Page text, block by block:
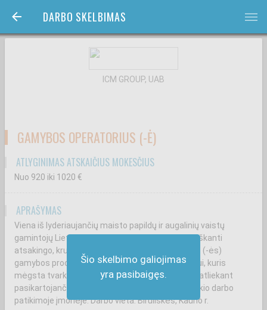
DARBO SKELBIMAS bars
Šio skelbimo galiojimas
yra pasibaigęs.
ICM GROUP, UAB
GAMYBOS OPERATORIUS (-Ė)
ATLYGINIMAS ATSKAIČIUS MOKESČIUS
Nuo 920 iki 1020 €
APRAŠYMAS
Viena iš lyderiaujančių maisto papildų ir augalinių vaistų
gamintojų Lietuvoje, plečianti savo komandą ir ieškanti
atsakingo, kruopštaus bei motyvuoto darbuotojo (-ės)
gamybos procesams. Darbas puikiai tinka žmogui, kuris
mėgsta tvarką, fizinį aktyvumą, geba susikaupti atliekant
pasikartojančias užduotis ir nori stabilaus, ilgalaikio darbo
patikimoje įmonėje. Darbo vieta: Biruliškės, Kauno r.